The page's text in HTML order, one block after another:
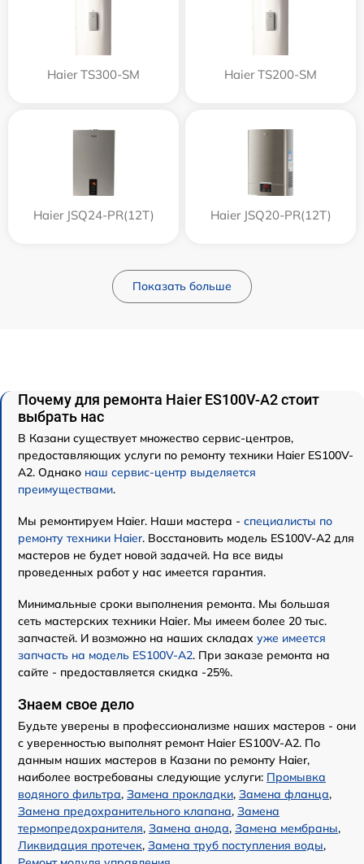
Haier TS300-SM Haier TS200-SM
Haier JSQ24-PR(12T) Haier JSQ20-PR(12T)
Показать больше
Почему для ремонта Haier ES100V-A2 стоит
выбрать нас
В Казани существует множество сервис-центров,
предоставляющих услуги по ремонту техники Haier ES100V-
A2. Однако наш сервис-центр выделяется
преимуществами.
Мы ремонтируем Haier. Наши мастера - специалисты по
ремонту техники Haier. Восстановить модель ES100V-A2 для
мастеров не будет новой задачей. На все виды
проведенных работ у нас имеется гарантия.
Минимальные сроки выполнения ремонта. Мы большая
сеть мастерских техники Haier. Мы имеем более 20 тыс.
запчастей. И возможно на наших складах уже имеется
запчасть на модель ES100V-A2. При заказе ремонта на
сайте - предоставляется скидка -25%.
Знаем свое дело
Будьте уверены в профессионализме наших мастеров - они
с уверенностью выполнят ремонт Haier ES100V-A2. По
данным наших мастеров в Казани по ремонту Haier,
наиболее востребованы следующие услуги: Промывка
водяного фильтра, Замена прокладки, Замена фланца,
Замена предохранительного клапана, Замена
термопредохранителя, Замена анода, Замена мембраны,
Ликвидация протечек, Замена труб поступления воды,